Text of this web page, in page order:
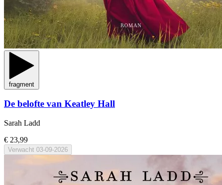
fragment
De belofte van Keatley Hall
Sarah Ladd
€ 23,99
Verwacht 03-09-2026